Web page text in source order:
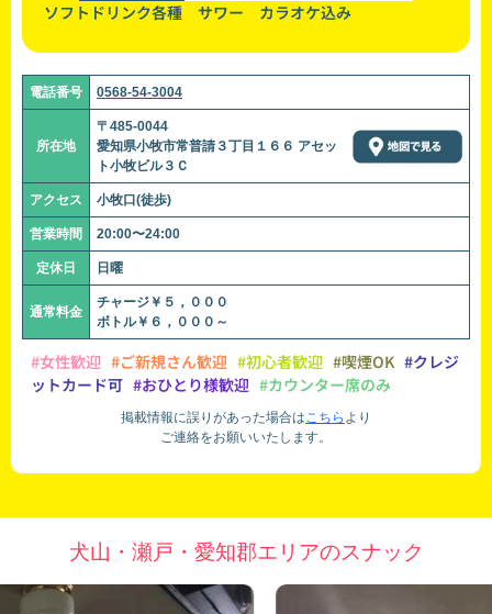
ソフトドリンク各種 サワー カラオケ込み
電話番号 0568-54-3004
所在地
〒485-0044
愛知県小牧市常普請３丁目１６６ アセッ
ト小牧ビル３Ｃ
アクセス 小牧口(徒歩)
営業時間 20:00〜24:00
定休日 日曜
通常料金
チャージ￥５，０００
ボトル￥６，０００～
#女性歓迎 #ご新規さん歓迎 #初心者歓迎 #喫煙OK #クレジ
ットカード可 #おひとり様歓迎 #カウンター席のみ
掲載情報に誤りがあった場合はこちら より
ご連絡をお願いいたします。
犬山・瀬戸・愛知郡エリアのスナック